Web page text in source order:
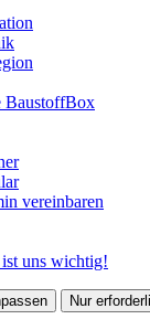
BaustoffBox
vereinbaren
uns wichtig!
Nur